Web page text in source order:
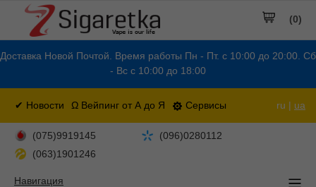
Доставка Новой Почтой. Время работы Пн - Пт. с 10:00 до 20:00. Сб
- Вс с 10:00 до 18:00
✔ Новости Ω Вейпинг от А до Я Сервисы ru | ua
(0)
(075)9919145
(096)0280112
(063)1901246
Навигация